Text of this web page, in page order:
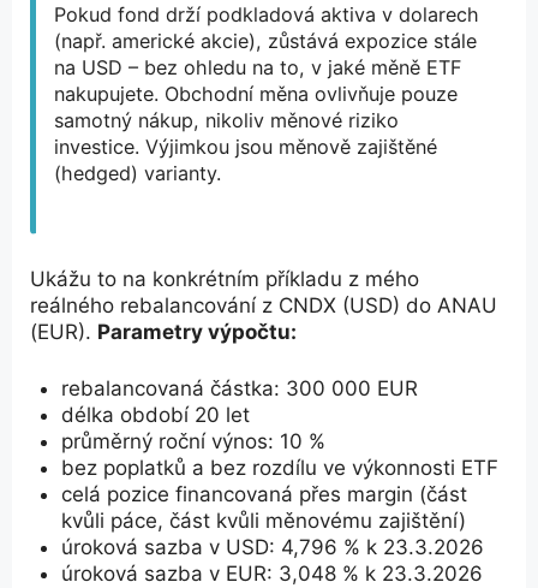
Pokud fond drží podkladová aktiva v dolarech
(např. americké akcie), zůstává expozice stále
na USD – bez ohledu na to, v jaké měně ETF
nakupujete. Obchodní měna ovlivňuje pouze
samotný nákup, nikoliv měnové riziko
investice. Výjimkou jsou měnově zajištěné
(hedged) varianty.
Ukážu to na konkrétním příkladu z mého
reálného rebalancování z CNDX (USD) do ANAU
(EUR). Parametry výpočtu:
rebalancovaná částka: 300 000 EUR
délka období 20 let
průměrný roční výnos: 10 %
bez poplatků a bez rozdílu ve výkonnosti ETF
celá pozice financovaná přes margin (část
kvůli páce, část kvůli měnovému zajištění)
úroková sazba v USD: 4,796 % k 23.3.2026
úroková sazba v EUR: 3,048 % k 23.3.2026